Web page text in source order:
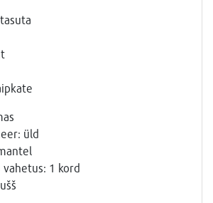
üld
1 kord